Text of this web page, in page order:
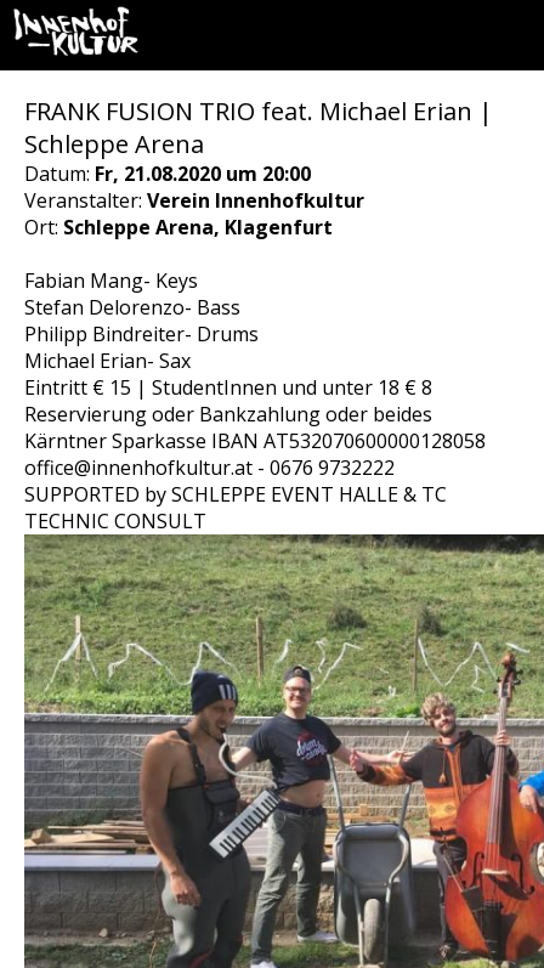
FRANK FUSION TRIO feat. Michael Erian |
Schleppe Arena
Datum: Fr, 21.08.2020 um 20:00
Veranstalter: Verein Innenhofkultur
Ort: Schleppe Arena, Klagenfurt
Fabian Mang- Keys
Stefan Delorenzo- Bass
Philipp Bindreiter- Drums
Michael Erian- Sax
Eintritt € 15 | StudentInnen und unter 18 € 8
Reservierung oder Bankzahlung oder beides
Kärntner Sparkasse IBAN AT532070600000128058
office@innenhofkultur.at - 0676 9732222
SUPPORTED by SCHLEPPE EVENT HALLE & TC
TECHNIC CONSULT